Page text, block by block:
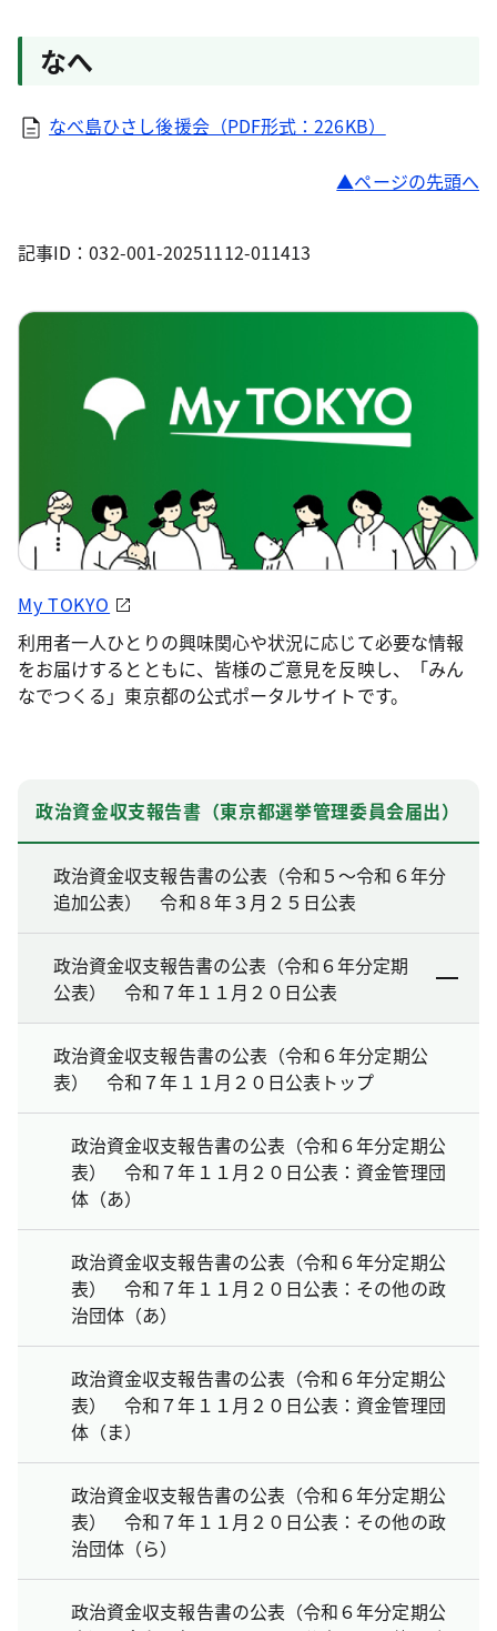
なへ
なべ島ひさし後援会（PDF形式：226KB）
ページの先頭へ
記事ID：032-001-20251112-011413
My TOKYO
利用者一人ひとりの興味関心や状況に応じて必要な情報
をお届けするとともに、皆様のご意見を反映し、「みん
なでつくる」東京都の公式ポータルサイトです。
政治資金収支報告書（東京都選挙管理委員会届出）
政治資金収支報告書の公表（令和５～令和６年分
追加公表） 令和８年３月２５日公表
政治資金収支報告書の公表（令和６年分定期
公表） 令和７年１１月２０日公表
政治資金収支報告書の公表（令和６年分定期公
表） 令和７年１１月２０日公表トップ
政治資金収支報告書の公表（令和６年分定期公
表） 令和７年１１月２０日公表：資金管理団
体（あ）
政治資金収支報告書の公表（令和６年分定期公
表） 令和７年１１月２０日公表：その他の政
治団体（あ）
政治資金収支報告書の公表（令和６年分定期公
表） 令和７年１１月２０日公表：資金管理団
体（ま）
政治資金収支報告書の公表（令和６年分定期公
表） 令和７年１１月２０日公表：その他の政
治団体（ら）
政治資金収支報告書の公表（令和６年分定期公